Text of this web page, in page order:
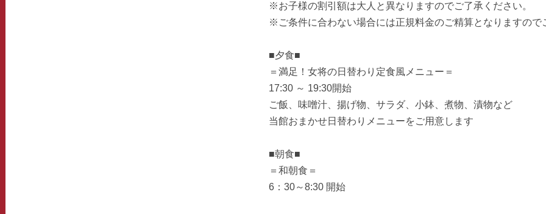
※お子様の割引額は大人と異なりますのでご了承ください。
※ご条件に合わない場合には正規料金のご精算となりますので
■夕食■
＝満足！女将の日替わり定食風メニュー＝
17:30 ～ 19:30開始
ご飯、味噌汁、揚げ物、サラダ、小鉢、煮物、漬物など
当館おまかせ日替わりメニューをご用意します
■朝食■
＝和朝食＝
6：30～8:30 開始